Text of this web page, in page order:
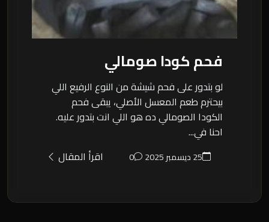
فحم كودا صومالي
لو بتدور على فحم شيشة من النوع الرفيع اللي
بيحترم طعم المعسل الأصلي، يبقى فحم
الكودا الصومالي ده هو اللي انت بتدور عليه.
احنا في...
25 ديسمبر 2025 0 اقرأ المقال